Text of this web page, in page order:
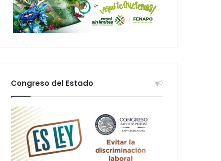
Congreso del Estado